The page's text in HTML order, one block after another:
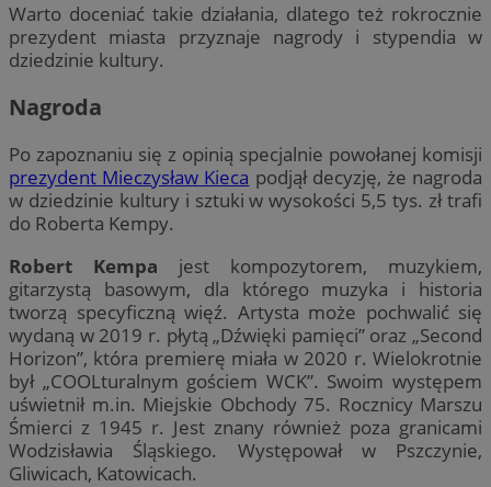
Warto doceniać takie działania, dlatego też rokrocznie
prezydent miasta przyznaje nagrody i stypendia w
dziedzinie kultury.
Nagroda
Po zapoznaniu się z opinią specjalnie powołanej komisji
prezydent Mieczysław Kieca podjął decyzję, że nagroda
w dziedzinie kultury i sztuki w wysokości 5,5 tys. zł trafi
do Roberta Kempy.
Robert Kempa jest kompozytorem, muzykiem,
gitarzystą basowym, dla którego muzyka i historia
tworzą specyficzną więź. Artysta może pochwalić się
wydaną w 2019 r. płytą „Dźwięki pamięci” oraz „Second
Horizon”, która premierę miała w 2020 r. Wielokrotnie
był „COOLturalnym gościem WCK”. Swoim występem
uświetnił m.in. Miejskie Obchody 75. Rocznicy Marszu
Śmierci z 1945 r. Jest znany również poza granicami
Wodzisławia Śląskiego. Występował w Pszczynie,
Gliwicach, Katowicach.